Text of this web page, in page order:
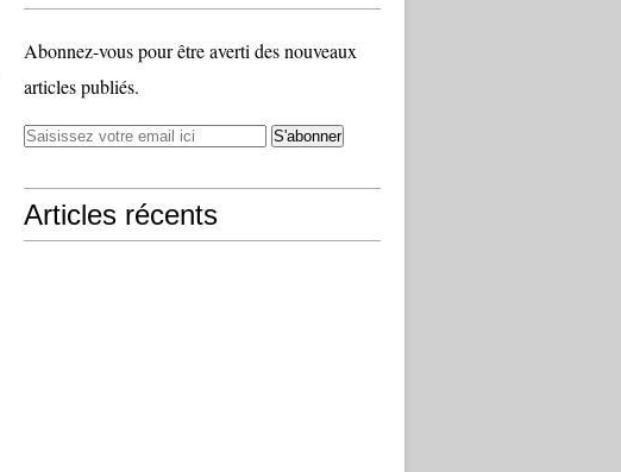
Abonnez-vous pour être averti des nouveaux
articles publiés.
Articles récents